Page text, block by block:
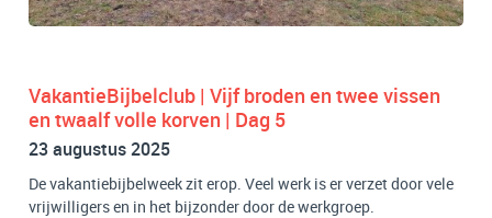
VakantieBijbelclub | Vijf broden en twee vissen
en twaalf volle korven | Dag 5
23 augustus 2025
De vakantiebijbelweek zit erop. Veel werk is er verzet door vele
vrijwilligers en in het bijzonder door de werkgroep.